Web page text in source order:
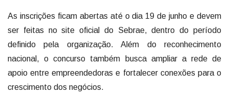
As inscrições ficam abertas até o dia 19 de junho e devem
ser feitas no site oficial do Sebrae, dentro do período
definido pela organização. Além do reconhecimento
nacional, o concurso também busca ampliar a rede de
apoio entre empreendedoras e fortalecer conexões para o
crescimento dos negócios.